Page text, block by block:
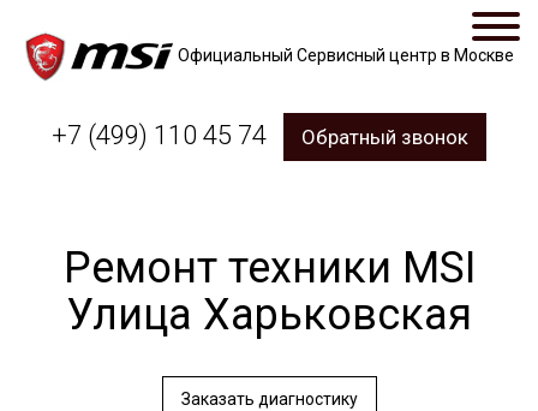
Официальный Сервисный центр в Москве
+7 (499) 110 45 74 Обратный звонок
Ремонт техники MSI
Улица Харьковская
Заказать диагностику